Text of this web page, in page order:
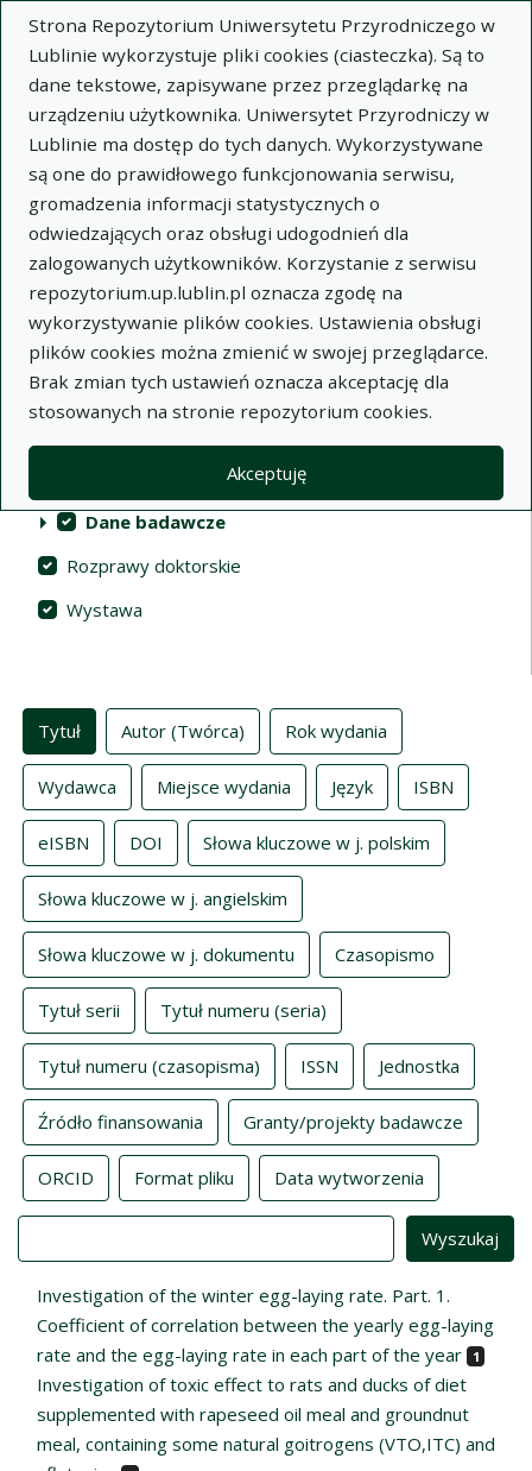
Strona Repozytorium Uniwersytetu Przyrodniczego w
Lublinie wykorzystuje pliki cookies (ciasteczka). Są to
dane tekstowe, zapisywane przez przeglądarkę na
urządzeniu użytkownika. Uniwersytet Przyrodniczy w
Lublinie ma dostęp do tych danych. Wykorzystywane
są one do prawidłowego funkcjonowania serwisu,
gromadzenia informacji statystycznych o
odwiedzających oraz obsługi udogodnień dla
zalogowanych użytkowników. Korzystanie z serwisu
repozytorium.up.lublin.pl oznacza zgodę na
wykorzystywanie plików cookies. Ustawienia obsługi
plików cookies można zmienić w swojej przeglądarce.
Brak zmian tych ustawień oznacza akceptację dla
stosowanych na stronie repozytorium cookies.
Akceptuję
Repozytorium Uniwersytetu
Przyrodniczego w Lublinie
Indeksy
Akcje na kolekcjach Wyczyść Zaznacz wszystko
Kolekcje(automatyczne przeładowanie treści)
Publikacje naukowe
Materiały audiowizualne
Dane badawcze
Rozprawy doktorskie
Wystawa
Indeksy
Tytuł Autor (Twórca) Rok wydania
Wydawca Miejsce wydania Język ISBN
eISBN DOI Słowa kluczowe w j. polskim
Słowa kluczowe w j. angielskim
Słowa kluczowe w j. dokumentu Czasopismo
Tytuł serii Tytuł numeru (seria)
Tytuł numeru (czasopisma) ISSN Jednostka
Źródło finansowania Granty/projekty badawcze
ORCID Format pliku Data wytworzenia
Investigation of the winter egg-laying rate. Part. 1.
Coefficient of correlation between the yearly egg-laying
rate and the egg-laying rate in each part of the year
1
Investigation of toxic effect to rats and ducks of diet
supplemented with rapeseed oil meal and groundnut
meal, containing some natural goitrogens (VTO,ITC) and